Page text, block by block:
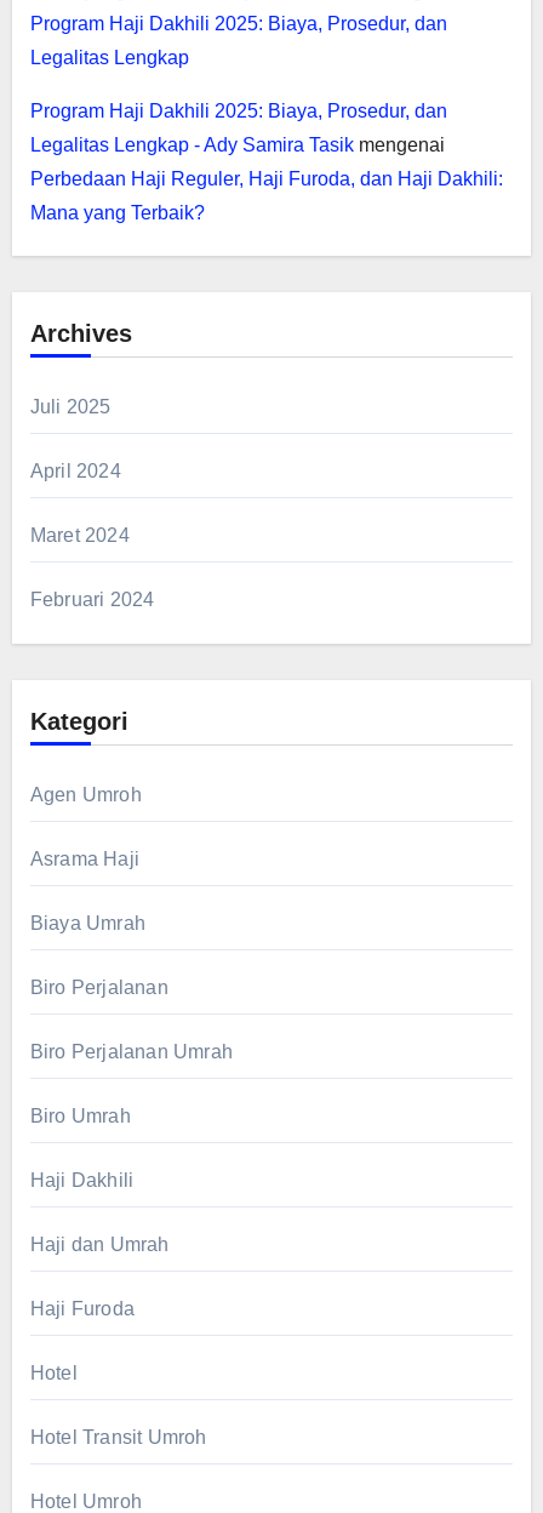
Program Haji Dakhili 2025: Biaya, Prosedur, dan
Legalitas Lengkap
Program Haji Dakhili 2025: Biaya, Prosedur, dan
Legalitas Lengkap - Ady Samira Tasikmengenai
Perbedaan Haji Reguler, Haji Furoda, dan Haji Dakhili:
Mana yang Terbaik?
Archives
Juli 2025
April 2024
Maret 2024
Februari 2024
Kategori
Agen Umroh
Asrama Haji
Biaya Umrah
Biro Perjalanan
Biro Perjalanan Umrah
Biro Umrah
Haji Dakhili
Haji dan Umrah
Haji Furoda
Hotel
Hotel Transit Umroh
Hotel Umroh